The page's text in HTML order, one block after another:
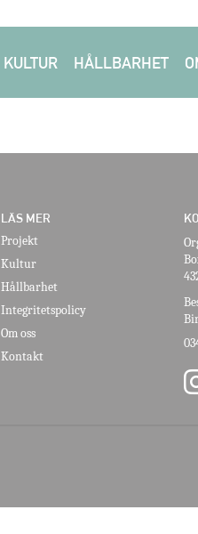
KULTUR HÅLLBARHET
LÄS MER
Projekt
Kultur
Hållbarhet
Integritetspolicy
Om oss
Kontakt